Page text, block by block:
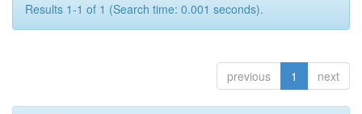
Results 1-1 of 1 (Search time: 0.001 seconds).
previous 1 next